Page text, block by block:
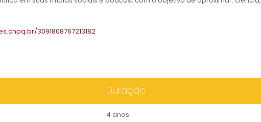
3091808767213182
Duração
4 anos